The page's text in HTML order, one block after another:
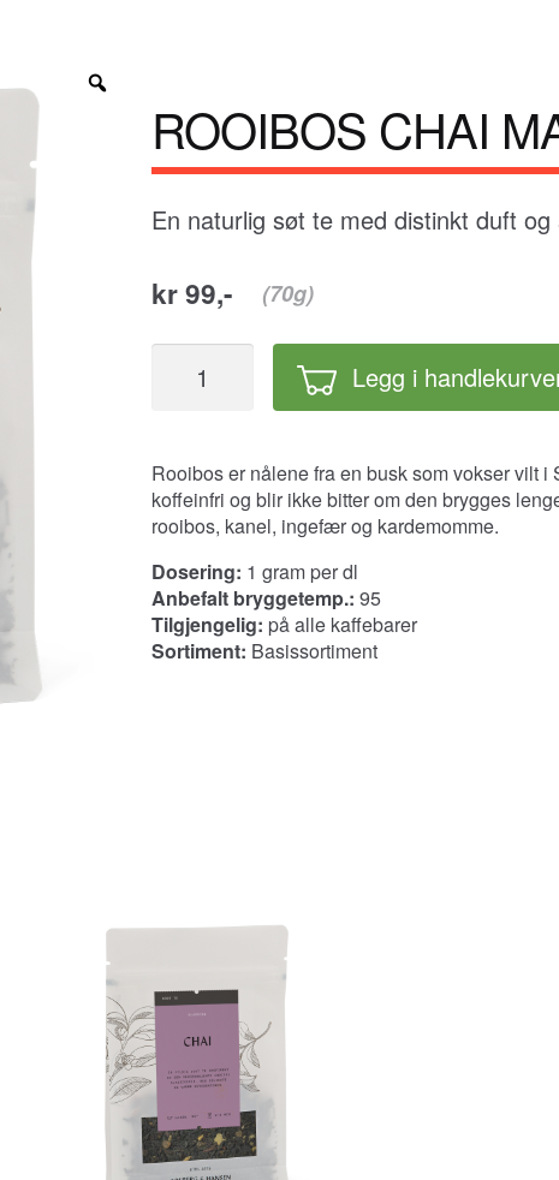
ROOIBOS CHAI
En naturlig søt te med distinkt duft
kr 99,- (70g)
Legg i
Rooibos er nålene fra en busk som vokser vilt i
koffeinfri og blir ikke bitter om den brygges
rooibos, kanel, ingefær og kardemomme.
Dosering: 1 gram per dl
Anbefalt bryggetemp.: 95
Tilgjengelig: på alle kaffebarer
Sortiment: Basissortiment